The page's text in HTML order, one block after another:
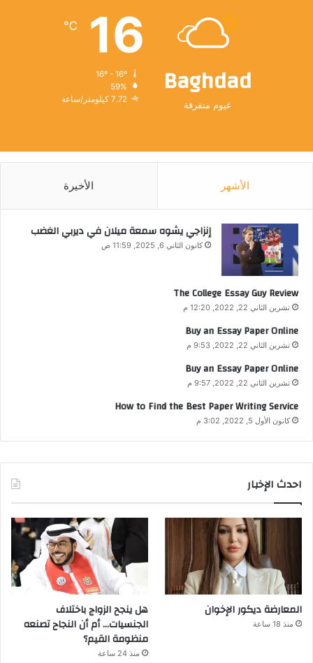
Baghdad
غيوم متفرقة
16
℃
59%
7.72 كيلومتر/ساعة
الأشهر الأخيرة
إنزاجي يشوه سمعة ميلان في ديربي الغضب
كانون الثاني 6, 2025, 11:59 ص
The College Essay Guy Review
تشرين الثاني 22, 2022, 12:20 م
Buy an Essay Paper Online
تشرين الثاني 22, 2022, 9:53 م
Buy an Essay Paper Online
تشرين الثاني 22, 2022, 9:57 م
How to Find the Best Paper Writing Service
كانون الأول 5, 2022, 3:02 م
احدث الإخبار
المعارضة ديكور الإخوان
منذ 18 ساعة
هل ينجح الزواج باختلاف
الجنسيات… أم أن النجاح تصنعه
منظومة القيم؟
منذ 24 ساعة